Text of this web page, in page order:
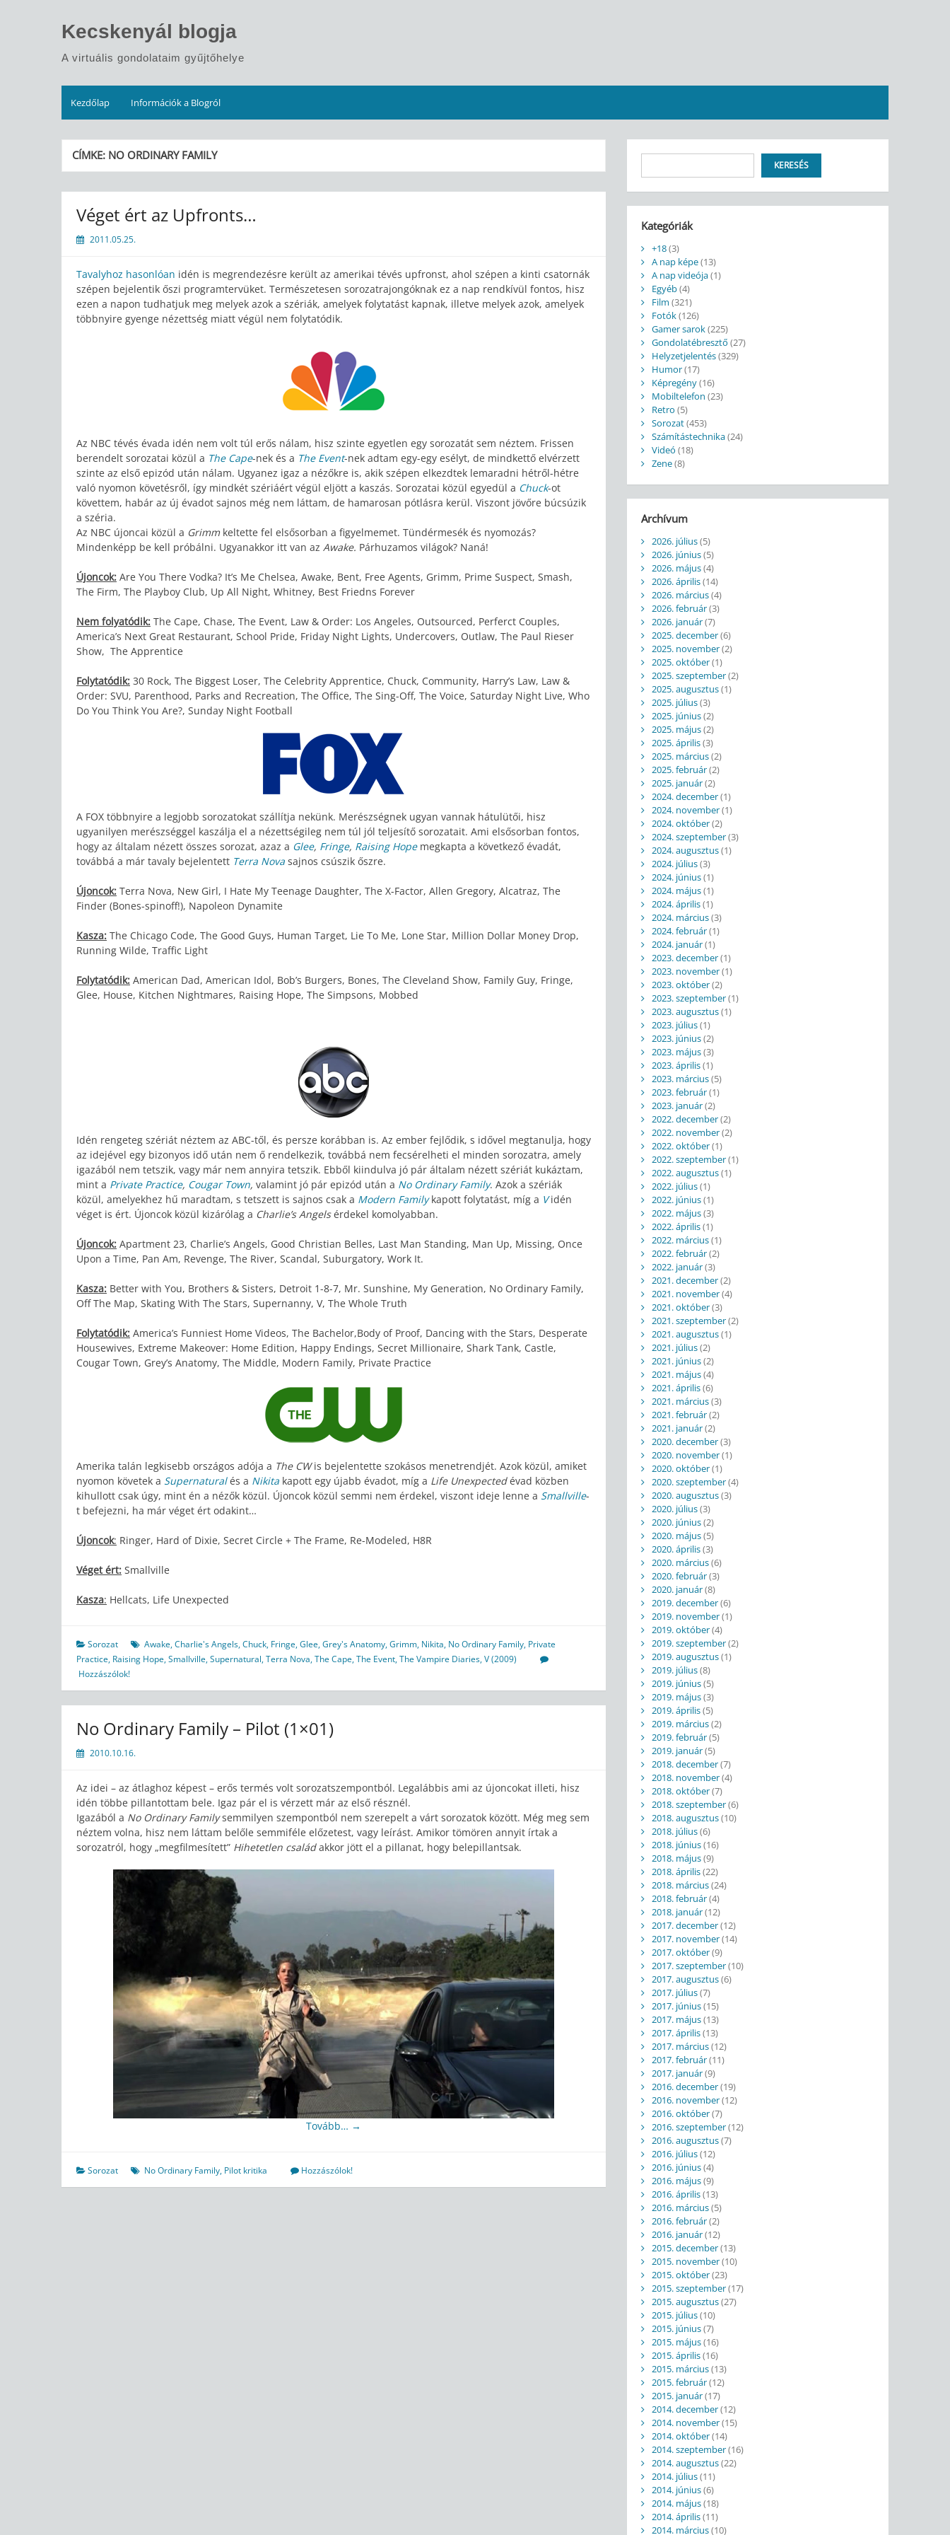
Kecskenyál blogja
A virtuális gondolataim gyűjtőhelye
Kezdőlap Információk a Blogról
CÍMKE: NO ORDINARY FAMILY
Véget ért az Upfronts…
2011.05.25.
Tavalyhoz hasonlóan idén is megrendezésre került az amerikai tévés upfronst, ahol szépen a kinti csatornák
szépen bejelentik őszi programtervüket. Természetesen sorozatrajongóknak ez a nap rendkívül fontos, hisz
ezen a napon tudhatjuk meg melyek azok a szériák, amelyek folytatást kapnak, illetve melyek azok, amelyek
többnyire gyenge nézettség miatt végül nem folytatódik.
Az NBC tévés évada idén nem volt túl erős nálam, hisz szinte egyetlen egy sorozatát sem néztem. Frissen
berendelt sorozatai közül a The Cape-nek és a The Event-nek adtam egy-egy esélyt, de mindkettő elvérzett
szinte az első epizód után nálam. Ugyanez igaz a nézőkre is, akik szépen elkezdtek lemaradni hétről-hétre
való nyomon követésről, így mindkét szériáért végül eljött a kaszás. Sorozatai közül egyedül a Chuck-ot
követtem, habár az új évadot sajnos még nem láttam, de hamarosan pótlásra kerül. Viszont jövőre búcsúzik
a széria.
Az NBC újoncai közül a Grimmkeltette fel elsősorban a figyelmemet. Tündérmesék és nyomozás?
Mindenképp be kell próbálni. Ugyanakkor itt van az Awake. Párhuzamos világok? Naná!
Újoncok: Are You There Vodka? It’s Me Chelsea, Awake, Bent, Free Agents, Grimm, Prime Suspect, Smash,
The Firm, The Playboy Club, Up All Night, Whitney, Best Friedns Forever
Nem folyatódik: The Cape, Chase, The Event, Law & Order: Los Angeles, Outsourced, Perferct Couples,
America’s Next Great Restaurant, School Pride, Friday Night Lights, Undercovers, Outlaw, The Paul Rieser
Show, The Apprentice
Folytatódik: 30 Rock, The Biggest Loser, The Celebrity Apprentice, Chuck, Community, Harry’s Law, Law &
Order: SVU, Parenthood, Parks and Recreation, The Office, The Sing-Off, The Voice, Saturday Night Live, Who
Do You Think You Are?, Sunday Night Football
A FOX többnyire a legjobb sorozatokat szállítja nekünk. Merészségnek ugyan vannak hátulütői, hisz
ugyanilyen merészséggel kaszálja el a nézettségileg nem túl jól teljesítő sorozatait. Ami elsősorban fontos,
hogy az általam nézett összes sorozat, azaz a Glee, Fringe, Raising Hopemegkapta a következő évadát,
továbbá a már tavaly bejelentett Terra Nova sajnos csúszik őszre.
Újoncok: Terra Nova, New Girl, I Hate My Teenage Daughter, The X-Factor, Allen Gregory, Alcatraz, The
Finder (Bones-spinoff!), Napoleon Dynamite
Kasza: The Chicago Code, The Good Guys, Human Target, Lie To Me, Lone Star, Million Dollar Money Drop,
Running Wilde, Traffic Light
Folytatódik: American Dad, American Idol, Bob’s Burgers, Bones, The Cleveland Show, Family Guy, Fringe,
Glee, House, Kitchen Nightmares, Raising Hope, The Simpsons, Mobbed
Idén rengeteg szériát néztem az ABC-től, és persze korábban is. Az ember fejlődik, s idővel megtanulja, hogy
az idejével egy bizonyos idő után nem ő rendelkezik, továbbá nem fecsérelheti el minden sorozatra, amely
igazából nem tetszik, vagy már nem annyira tetszik. Ebből kiindulva jó pár általam nézett szériát kukáztam,
mint a Private Practice, Cougar Town, valamint jó pár epizód után a No Ordinary Family. Azok a szériák
közül, amelyekhez hű maradtam, s tetszett is sajnos csak a Modern Familykapott folytatást, míg a Vidén
véget is ért. Újoncok közül kizárólag a Charlie’s Angelsérdekel komolyabban.
Újoncok: Apartment 23, Charlie’s Angels, Good Christian Belles, Last Man Standing, Man Up, Missing, Once
Upon a Time, Pan Am, Revenge, The River, Scandal, Suburgatory, Work It.
Kasza: Better with You, Brothers & Sisters, Detroit 1-8-7, Mr. Sunshine, My Generation, No Ordinary Family,
Off The Map, Skating With The Stars, Supernanny, V, The Whole Truth
Folytatódik: America’s Funniest Home Videos, The Bachelor,Body of Proof, Dancing with the Stars, Desperate
Housewives, Extreme Makeover: Home Edition, Happy Endings, Secret Millionaire, Shark Tank, Castle,
Cougar Town, Grey’s Anatomy, The Middle, Modern Family, Private Practice
Amerika talán legkisebb országos adója a The CWis bejelentette szokásos menetrendjét. Azok közül, amiket
nyomon követek a Supernatural és a Nikita kapott egy újabb évadot, míg a Life Unexpectedévad közben
kihullott csak úgy, mint én a nézők közül. Újoncok közül semmi nem érdekel, viszont ideje lenne a Smallville-
t befejezni, ha már véget ért odakint…
Újoncok: Ringer, Hard of Dixie, Secret Circle + The Frame, Re-Modeled, H8R
Véget ért: Smallville
Kasza: Hellcats, Life Unexpected
Sorozat Awake,Charlie's Angels,Chuck, Fringe,Glee,Grey's Anatomy,Grimm, Nikita, No Ordinary Family, Private
Practice, Raising Hope,Smallville,Supernatural,Terra Nova,The Cape,The Event,The Vampire Diaries,V (2009)
Hozzászólok!
No Ordinary Family – Pilot (1×01)
2010.10.16.
Az idei – az átlaghoz képest – erős termés volt sorozatszempontból. Legalábbis ami az újoncokat illeti, hisz
idén többe pillantottam bele. Igaz pár el is vérzett már az első résznél.
Igazából a No Ordinary Familysemmilyen szempontból nem szerepelt a várt sorozatok között. Még meg sem
néztem volna, hisz nem láttam belőle semmiféle előzetest, vagy leírást. Amikor tömören annyit írtak a
sorozatról, hogy „megfilmesített” Hihetetlen családakkor jött el a pillanat, hogy belepillantsak.
Tovább… →
Sorozat No Ordinary Family, Pilot kritika Hozzászólok!
KERESÉS
Kategóriák
+18(3)
A nap képe(13)
A nap videója(1)
Egyéb(4)
Film (321)
Fotók(126)
Gamer sarok(225)
Gondolatébresztő (27)
Helyzetjelentés(329)
Humor(17)
Képregény(16)
Mobiltelefon (23)
Retro (5)
Sorozat(453)
Számítástechnika(24)
Videó (18)
Zene(8)
Archívum
2026. július(5)
2026. június(5)
2026. május(4)
2026. április(14)
2026. március(4)
2026. február(3)
2026. január(7)
2025. december(6)
2025. november(2)
2025. október(1)
2025. szeptember(2)
2025. augusztus(1)
2025. július(3)
2025. június(2)
2025. május(2)
2025. április(3)
2025. március(2)
2025. február(2)
2025. január(2)
2024. december(1)
2024. november(1)
2024. október(2)
2024. szeptember(3)
2024. augusztus(1)
2024. július(3)
2024. június(1)
2024. május(1)
2024. április(1)
2024. március(3)
2024. február(1)
2024. január(1)
2023. december(1)
2023. november(1)
2023. október(2)
2023. szeptember(1)
2023. augusztus(1)
2023. július(1)
2023. június(2)
2023. május(3)
2023. április(1)
2023. március(5)
2023. február(1)
2023. január(2)
2022. december(2)
2022. november(2)
2022. október(1)
2022. szeptember(1)
2022. augusztus(1)
2022. július(1)
2022. június(1)
2022. május(3)
2022. április(1)
2022. március(1)
2022. február(2)
2022. január(3)
2021. december(2)
2021. november(4)
2021. október(3)
2021. szeptember(2)
2021. augusztus(1)
2021. július(2)
2021. június(2)
2021. május(4)
2021. április(6)
2021. március(3)
2021. február(2)
2021. január(2)
2020. december(3)
2020. november(1)
2020. október(1)
2020. szeptember(4)
2020. augusztus(3)
2020. július(3)
2020. június(2)
2020. május(5)
2020. április(3)
2020. március(6)
2020. február(3)
2020. január(8)
2019. december(6)
2019. november(1)
2019. október(4)
2019. szeptember(2)
2019. augusztus(1)
2019. július(8)
2019. június(5)
2019. május(3)
2019. április(5)
2019. március(2)
2019. február(5)
2019. január(5)
2018. december(7)
2018. november(4)
2018. október(7)
2018. szeptember(6)
2018. augusztus(10)
2018. július(6)
2018. június(16)
2018. május(9)
2018. április(22)
2018. március(24)
2018. február(4)
2018. január(12)
2017. december(12)
2017. november(14)
2017. október(9)
2017. szeptember(10)
2017. augusztus(6)
2017. július(7)
2017. június(15)
2017. május(13)
2017. április(13)
2017. március(12)
2017. február(11)
2017. január(9)
2016. december(19)
2016. november(12)
2016. október(7)
2016. szeptember(12)
2016. augusztus(7)
2016. július(12)
2016. június(4)
2016. május(9)
2016. április(13)
2016. március(5)
2016. február(2)
2016. január(12)
2015. december(13)
2015. november(10)
2015. október(23)
2015. szeptember(17)
2015. augusztus(27)
2015. július(10)
2015. június(7)
2015. május(16)
2015. április(16)
2015. március(13)
2015. február(12)
2015. január(17)
2014. december(12)
2014. november(15)
2014. október(14)
2014. szeptember(16)
2014. augusztus(22)
2014. július(11)
2014. június(6)
2014. május(18)
2014. április(11)
2014. március(10)